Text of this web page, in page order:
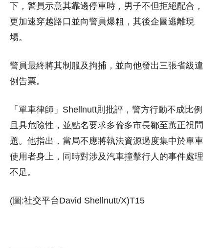
下，警員示意其靠邊停車時，男子不但拒絕配合，
更加速穿越路口並向警員爆粗，其後企圖逃離現
場。
警員最終將其制服及拘捕，並向他發出三張省級違
例告票。
「單車律師」Shellnutt則批評，警方行動不成比例
且具危險性，並點名要求多倫多市長鄒至蕙正視問
題。他指出，當局不應將執法資源過度集中於單車
使用者身上，同時對涉及汽車撞擊行人的事件處理
不足。
(圖:社交平台David Shellnutt/X)T15